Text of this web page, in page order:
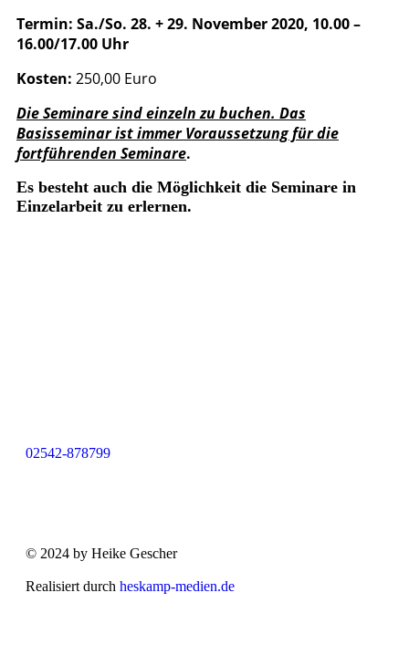
Termin: Sa./So. 28. + 29. November 2020, 10.00 –
16.00/17.00 Uhr
Kosten: 250,00 Euro
Die Seminare sind einzeln zu buchen. Das
Basisseminar ist immer Voraussetzung für die
fortführenden Seminare.
Es besteht auch die Möglichkeit die Seminare in
Einzelarbeit zu erlernen.
02542-878799
© 2024 by Heike Gescher
Realisiert durch heskamp-medien.de